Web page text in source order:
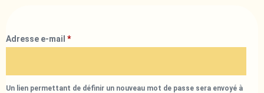
Adresse e-mail *
Un lien permettant de définir un nouveau mot de passe sera envoyé à